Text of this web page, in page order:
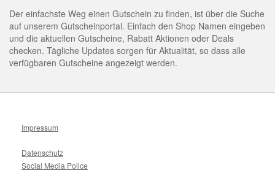
Der einfachste Weg einen Gutschein zu finden, ist über die Suche
auf unserem Gutscheinportal. Einfach den Shop Namen eingeben
und die aktuellen Gutscheine, Rabatt Aktionen oder Deals
checken. Tägliche Updates sorgen für Aktualität, so dass alle
verfügbaren Gutscheine angezeigt werden.
Impressum
Datenschutz
Social Media Police